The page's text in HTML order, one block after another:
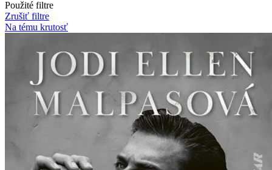
Použité filtre
Zrušiť filtre
Na tému krutosť